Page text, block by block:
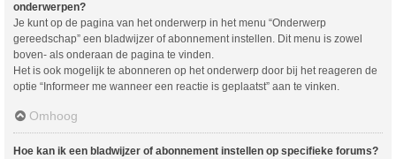
onderwerpen?
Je kunt op de pagina van het onderwerp in het menu “Onderwerp
gereedschap” een bladwijzer of abonnement instellen. Dit menu is zowel
boven- als onderaan de pagina te vinden.
Het is ook mogelijk te abonneren op het onderwerp door bij het reageren de
optie “Informeer me wanneer een reactie is geplaatst” aan te vinken.
Omhoog
Hoe kan ik een bladwijzer of abonnement instellen op specifieke forums?